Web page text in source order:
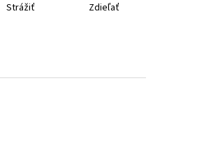
Strážiť Zdieľať